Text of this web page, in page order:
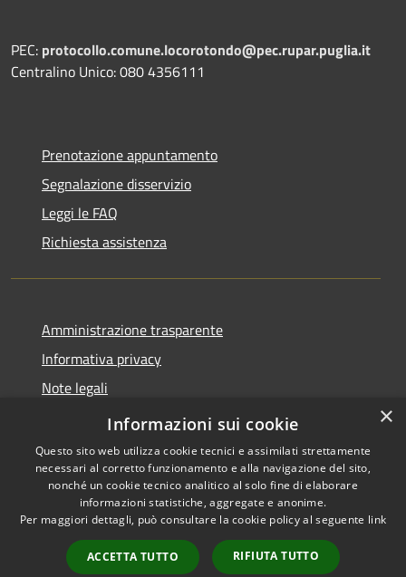
PEC: protocollo.comune.locorotondo@pec.rupar.puglia.it
Centralino Unico: 080 4356111
Prenotazione appuntamento
Segnalazione disservizio
Leggi le FAQ
Richiesta assistenza
Amministrazione trasparente
Informativa privacy
Note legali
Dichiarazione di accessibilità
Accessibilità
Copyright © 2026 • Comune di
Locorotondo • Powered by
Municipium•
Accesso
×
Informazioni sui cookie
Questo sito web utilizza cookie tecnici e assimilati strettamente
necessari al corretto funzionamento e alla navigazione del sito,
nonché un cookie tecnico analitico al solo fine di elaborare
informazioni statistiche, aggregate e anonime.
Per maggiori dettagli, può consultare la cookie policy al seguente link
ACCETTA TUTTO RIFIUTA TUTTO